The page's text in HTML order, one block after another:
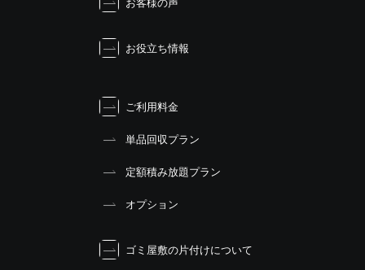
お客様の声
お役立ち情報
ご利用料金
単品回収プラン
定額積み放題プラン
オプション
ゴミ屋敷の片付けについて